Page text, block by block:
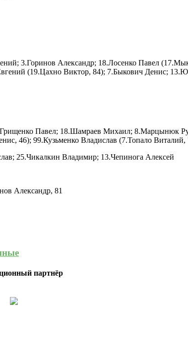
3.Горинов Александр; 18.Лосенко Павел
(19.Цахно Виктор, 84); 7.Быкович Денис;
Павел; 18.Шамраев Михаил; 8.Марцынюк
46); 99.Кузьменко Владислав (7.Топало Виталий,
25.Чикалкин Владимир; 13.Чепинога Алексей
Александр, 81
партнёр